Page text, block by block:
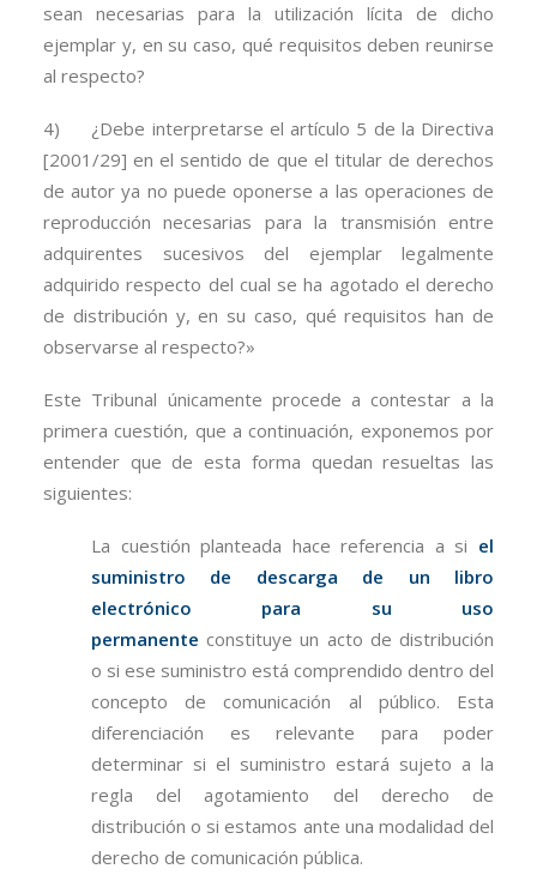
sean necesarias para la utilización lícita de dicho
ejemplar y, en su caso, qué requisitos deben reunirse
al respecto?
4) ¿Debe interpretarse el artículo 5 de la Directiva
[2001/29] en el sentido de que el titular de derechos
de autor ya no puede oponerse a las operaciones de
reproducción necesarias para la transmisión entre
adquirentes sucesivos del ejemplar legalmente
adquirido respecto del cual se ha agotado el derecho
de distribución y, en su caso, qué requisitos han de
observarse al respecto?»
Este Tribunal únicamente procede a contestar a la
primera cuestión, que a continuación, exponemos por
entender que de esta forma quedan resueltas las
siguientes:
La cuestión planteada hace referencia a si el
suministro de descarga de un libro
electrónico para su uso
permanenteconstituye un acto de distribución
o si ese suministro está comprendido dentro del
concepto de comunicación al público. Esta
diferenciación es relevante para poder
determinar si el suministro estará sujeto a la
regla del agotamiento del derecho de
distribución o si estamos ante una modalidad del
derecho de comunicación pública.